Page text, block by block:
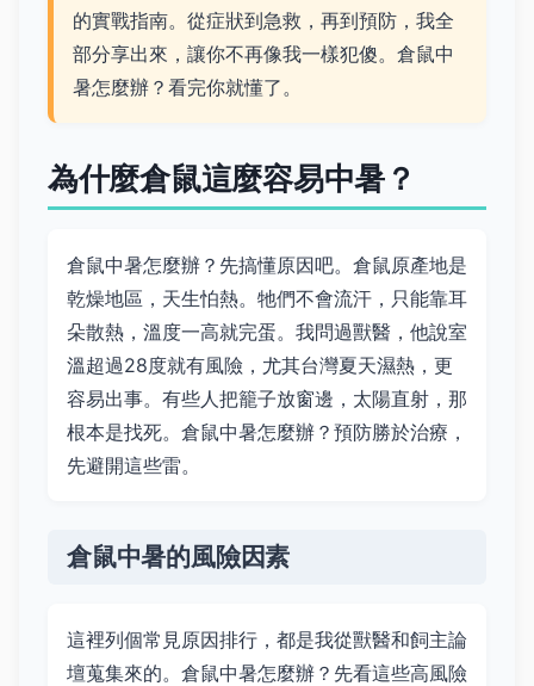
的實戰指南。從症狀到急救，再到預防，我全
部分享出來，讓你不再像我一樣犯傻。倉鼠中
暑怎麼辦？看完你就懂了。
為什麼倉鼠這麼容易中暑？
倉鼠中暑怎麼辦？先搞懂原因吧。倉鼠原產地是
乾燥地區，天生怕熱。牠們不會流汗，只能靠耳
朵散熱，溫度一高就完蛋。我問過獸醫，他說室
溫超過28度就有風險，尤其台灣夏天濕熱，更
容易出事。有些人把籠子放窗邊，太陽直射，那
根本是找死。倉鼠中暑怎麼辦？預防勝於治療，
先避開這些雷。
倉鼠中暑的風險因素
這裡列個常見原因排行，都是我從獸醫和飼主論
壇蒐集來的。倉鼠中暑怎麼辦？先看這些高風險